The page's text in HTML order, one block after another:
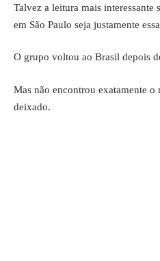
Talvez a leitura mais
em São Paulo seja justamente
O grupo voltou ao Brasil depois
Mas não encontrou exatamente
deixado.